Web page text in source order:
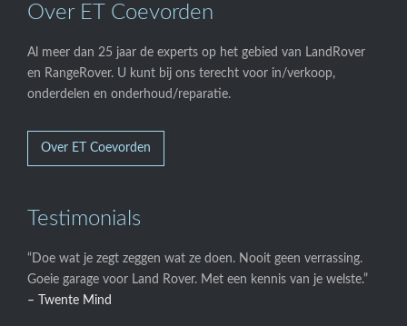
Over ET Coevorden
Al meer dan 25 jaar de experts op het gebied van LandRover
en RangeRover. U kunt bij ons terecht voor in/verkoop,
onderdelen en onderhoud/reparatie.
Over ET Coevorden
Testimonials
“Doe wat je zegt zeggen wat ze doen. Nooit geen verrassing.
Goeie garage voor Land Rover. Met een kennis van je welste.”
– Twente Mind